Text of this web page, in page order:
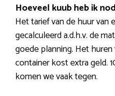
Hoeveel kuub heb ik
Het tarief van de huur van
gecalculeerd a.d.h.v. de
goede planning. Het
container kost extra geld.
komen we vaak tegen.